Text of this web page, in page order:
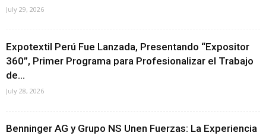
July 29, 2026
Expotextil Perú Fue Lanzada, Presentando “Expositor
360”, Primer Programa para Profesionalizar el Trabajo
de...
July 28, 2026
Benninger AG y Grupo NS Unen Fuerzas: La Experiencia